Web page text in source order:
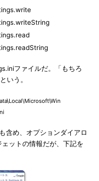
ファイルだ。「もちろ
いう。
含め、オプションダイアロ
ットの情報だが、下記を